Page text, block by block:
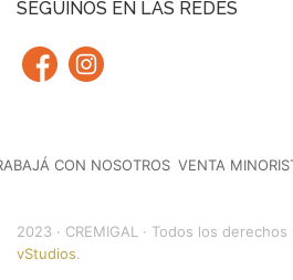
SEGUINOS EN LAS REDES
CON NOSOTROS VENTA
2023 · CREMIGAL · Todos los
vStudios.